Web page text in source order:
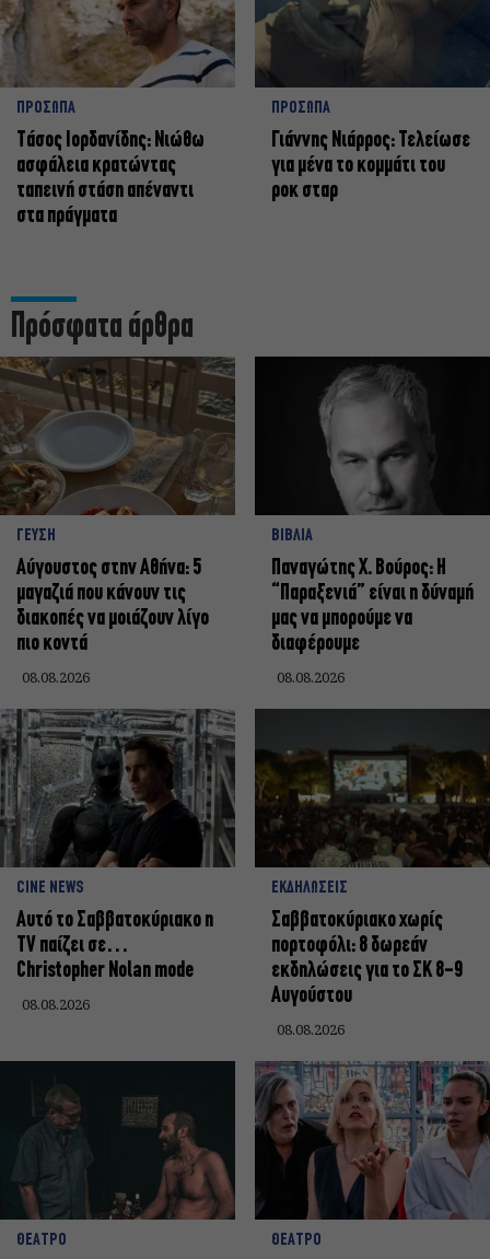
ΠΡΟΣΩΠΑ
Tάσος Ιορδανίδης: Νιώθω
ασφάλεια κρατώντας
ταπεινή στάση απέναντι
στα πράγματα
ΠΡΟΣΩΠΑ
Γιάννης Νιάρρος: Τελείωσε
για μένα το κομμάτι του
ροκ σταρ
Πρόσφατα άρθρα
ΓΕΥΣΗ
Αύγουστος στην Αθήνα: 5
μαγαζιά που κάνουν τις
διακοπές να μοιάζουν λίγο
πιο κοντά
08.08.2026
ΒΙΒΛΙΑ
Παναγώτης Χ. Βούρος: Η
“Παραξενιά” είναι η δύναμή
μας να μπορούμε να
διαφέρουμε
08.08.2026
CINE NEWS
Αυτό το Σαββατοκύριακο η
TV παίζει σε…
Christopher Nolan mode
08.08.2026
ΕΚΔΗΛΩΣΕΙΣ
Σαββατοκύριακο χωρίς
πορτοφόλι: 8 δωρεάν
εκδηλώσεις για το ΣΚ 8-9
Αυγούστου
08.08.2026
ΘΕΑΤΡΟ ΘΕΑΤΡΟ